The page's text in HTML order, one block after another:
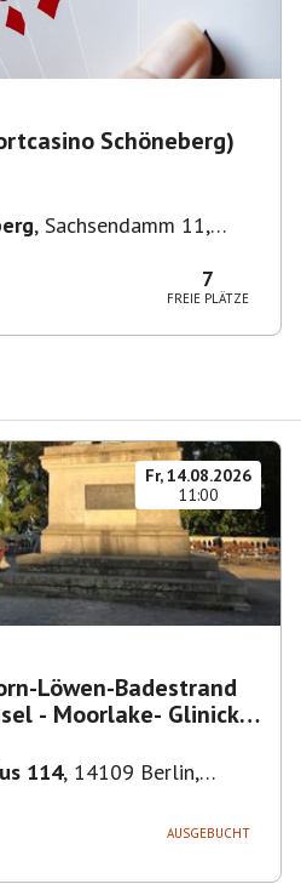
Schöneberg)
, Sachsendamm 11,
7
FREIE PLÄTZE
Fr, 14.08.2026
11:00
Löwen-Badestrand
- Moorlake- Glinicker
114, 14109 Berlin,
AUSGEBUCHT